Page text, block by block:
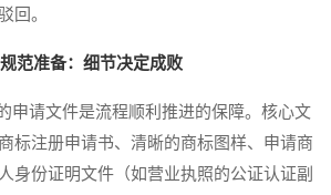
回。
范准备：细节决定成败
请文件是流程顺利推进的保障。核心文
标注册申请书、清晰的商标图样、申请商
身份证明文件（如营业执照的公证认证副